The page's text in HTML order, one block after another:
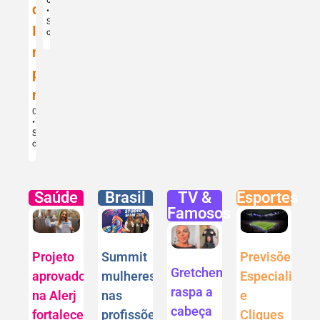
da
IA
no
pequeno
negócio
09/08/2026
Sem
comentários
Sem
comentários
Saúde
Projeto
aprovado
na Alerj
fortalece
Brasil
Summit
mulheres
nas
profissões
TV &
Famosos
Gretchen
raspa a
cabeça
Esportes
Previsões
e
Cliques